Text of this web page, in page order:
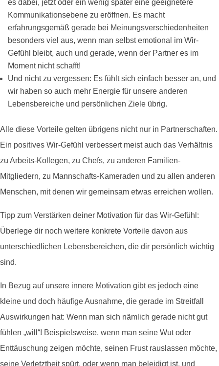
es dabei, jetzt oder ein wenig später eine geeignetere
Kommunikationsebene zu eröffnen. Es macht
erfahrungsgemäß gerade bei Meinungsverschiedenheiten
besonders viel aus, wenn man selbst emotional im Wir-
Gefühl bleibt, auch und gerade, wenn der Partner es im
Moment nicht schafft!
Und nicht zu vergessen: Es fühlt sich einfach besser an, und
wir haben so auch mehr Energie für unsere anderen
Lebensbereiche und persönlichen Ziele übrig.
Alle diese Vorteile gelten übrigens nicht nur in Partnerschaften.
Ein positives Wir-Gefühl verbessert meist auch das Verhältnis
zu Arbeits-Kollegen, zu Chefs, zu anderen Familien-
Mitgliedern, zu Mannschafts-Kameraden und zu allen anderen
Menschen, mit denen wir gemeinsam etwas erreichen wollen.
Tipp zum Verstärken deiner Motivation für das Wir-Gefühl:
Überlege dir noch weitere konkrete Vorteile davon aus
unterschiedlichen Lebensbereichen, die dir persönlich wichtig
sind.
In Bezug auf unsere innere Motivation gibt es jedoch eine
kleine und doch häufige Ausnahme, die gerade im Streitfall
Auswirkungen hat: Wenn man sich nämlich gerade nicht gut
fühlen „will“! Beispielsweise, wenn man seine Wut oder
Enttäuschung zeigen möchte, seinen Frust rauslassen möchte,
seine Verletztheit spürt, oder wenn man beleidigt ist, und